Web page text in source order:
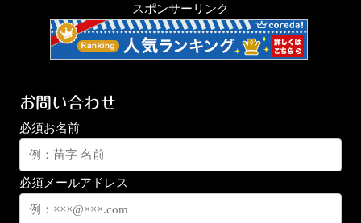
スポンサーリンク
お問い合わせ
必須お名前
必須 メールアドレス